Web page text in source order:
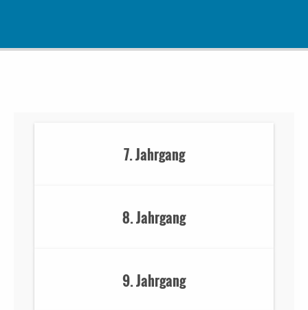
7. Jahrgang
8. Jahrgang
9. Jahrgang